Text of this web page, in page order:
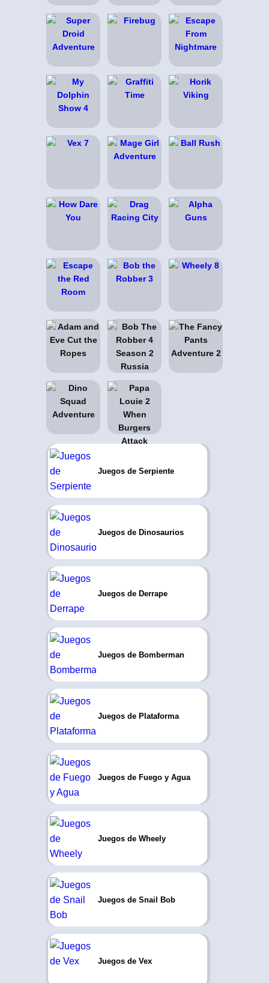
Juegos de Serpiente
Juegos de Dinosaurios
Juegos de Derrape
Juegos de Bomberman
Juegos de Plataforma
Juegos de Fuego y Agua
Juegos de Wheely
Juegos de Snail Bob
Juegos de Vex